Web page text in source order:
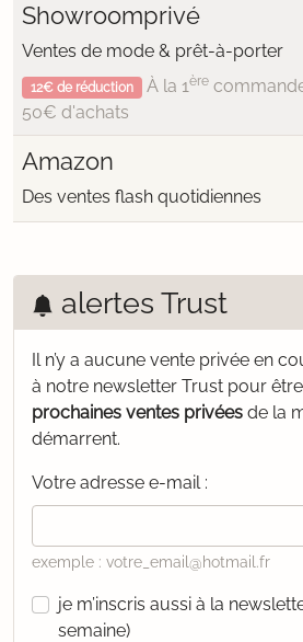
Showroomprivé
Ventes de mode & prêt-à-porter
12€ de réduction À la 1ère
50€ d'achats
Amazon
Des ventes flash quotidiennes
alertes Trust
Il n’y a aucune vente privée en
à notre newsletter Trust pour être
prochaines ventes privées de la
démarrent.
Votre adresse e-mail :
exemple : votre_email@hotmail.fr
je m’inscris aussi à la
semaine)